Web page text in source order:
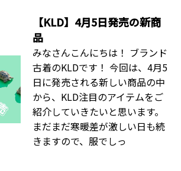
【KLD】4月5日発売の新商
品
みなさんこんにちは！ ブランド
古着のKLDです！ 今回は、4月5
日に発売される新しい商品の中
から、KLD注目のアイテムをご
紹介していきたいと思います。
まだまだ寒暖差が激しい日も続
きますので、服でしっ